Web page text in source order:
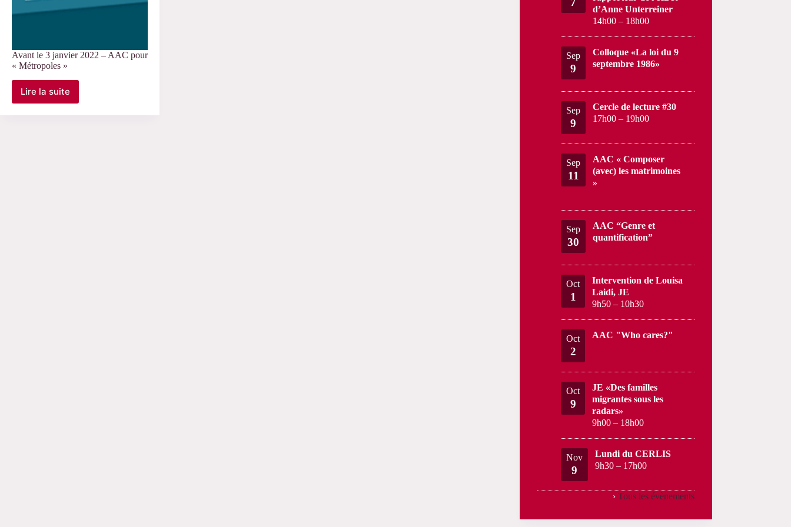
Avant le 3 janvier 2022 – AAC pour
« Métropoles »
Lire la suite
Avant
d’Anne Unterreiner
14h00 – 18h00
Sep
9
Colloque «La loi du 9
septembre 1986»
Sep
9
Cercle de lecture #30
17h00 – 19h00
Sep
11
AAC « Composer
(avec) les matrimoines
»
Sep
30
AAC “Genre et
quantification”
Oct
1
Intervention de Louisa
Laidi, JE
9h50 – 10h30
Oct
2
AAC "Who cares?"
Oct
9
JE «Des familles
migrantes sous les
radars»
9h00 – 18h00
Nov
9
Lundi du CERLIS
9h30 – 17h00
› Tous les évènements